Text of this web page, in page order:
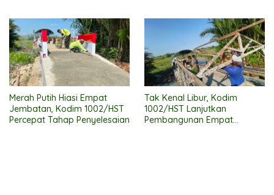
Merah Putih Hiasi Empat
Jembatan, Kodim 1002/HST
Percepat Tahap Penyelesaian
Tak Kenal Libur, Kodim
1002/HST Lanjutkan
Pembangunan Empat